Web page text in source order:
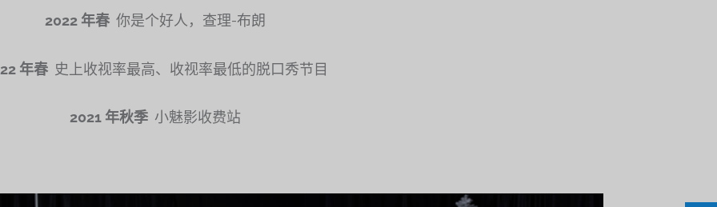
2022 年春 你是个好人，查理-布朗
年春 史上收视率最高、收视率最低的脱口秀节目
2021 年秋季 小魅影收费站